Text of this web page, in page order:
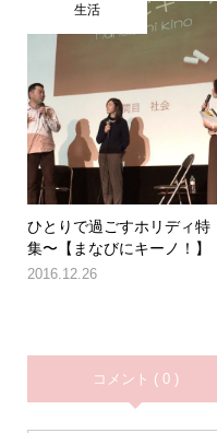
生活
ひとりで過ごすホリディ特
集〜【まなびにキーノ！】
2016.12.26
コメント ( 0 )